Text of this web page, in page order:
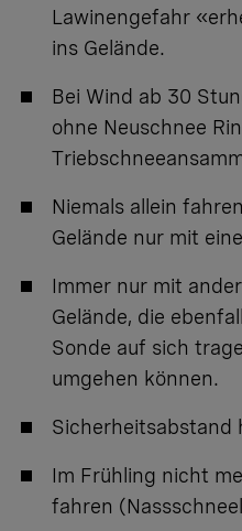
Lawinengefahr
ins Gelände.
Bei Wind ab 30
ohne Neuschnee
Niemals allein
Gelände nur mit
Immer nur mit
Gelände, die
Sonde auf sich
umgehen können.
Sicherheitsabstand
Im Frühling nicht
fahren